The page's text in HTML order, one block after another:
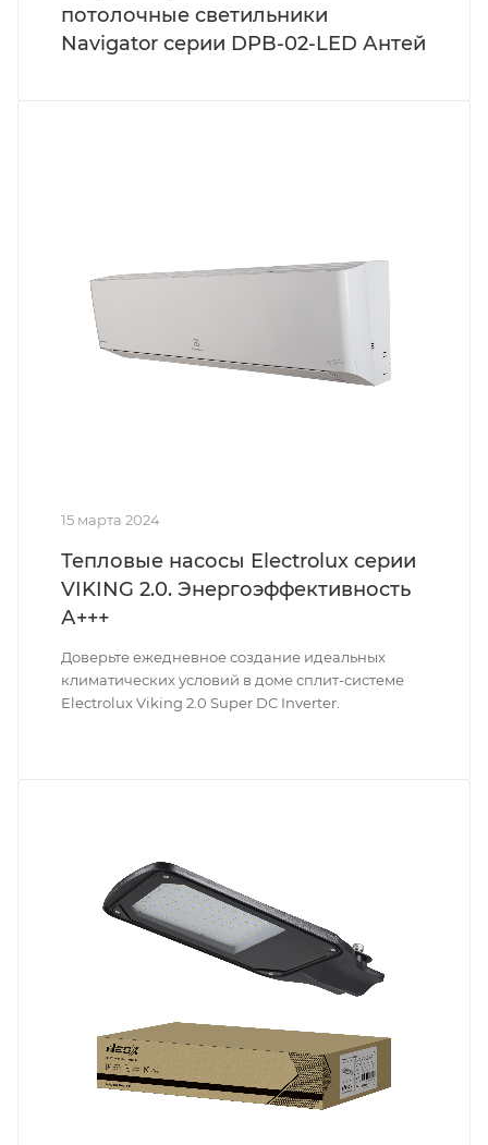
потолочные светильники
Navigator серии DPB-02-LED Антей
15 марта 2024
Тепловые насосы Electrolux серии
VIKING 2.0. Энергоэффективность
А+++
Доверьте ежедневное создание идеальных
климатических условий в доме сплит-системе
Electrolux Viking 2.0 Super DC Inverter.